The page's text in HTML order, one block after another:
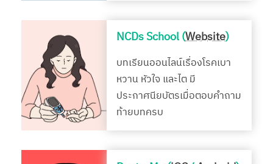
NCDs School (Website)
บทเรียนออนไลน์เรื่องโรคเบา
หวาน หัวใจ และไต มี
ประกาศนียบัตรเมื่อตอบคำถาม
ท้ายบทครบ